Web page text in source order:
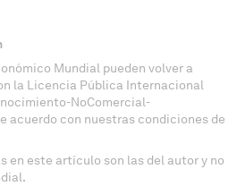
Mundial pueden volver a
la Licencia Pública Internacional
NoComercial-
acuerdo con nuestras condiciones de
en este artículo son las del autor y no